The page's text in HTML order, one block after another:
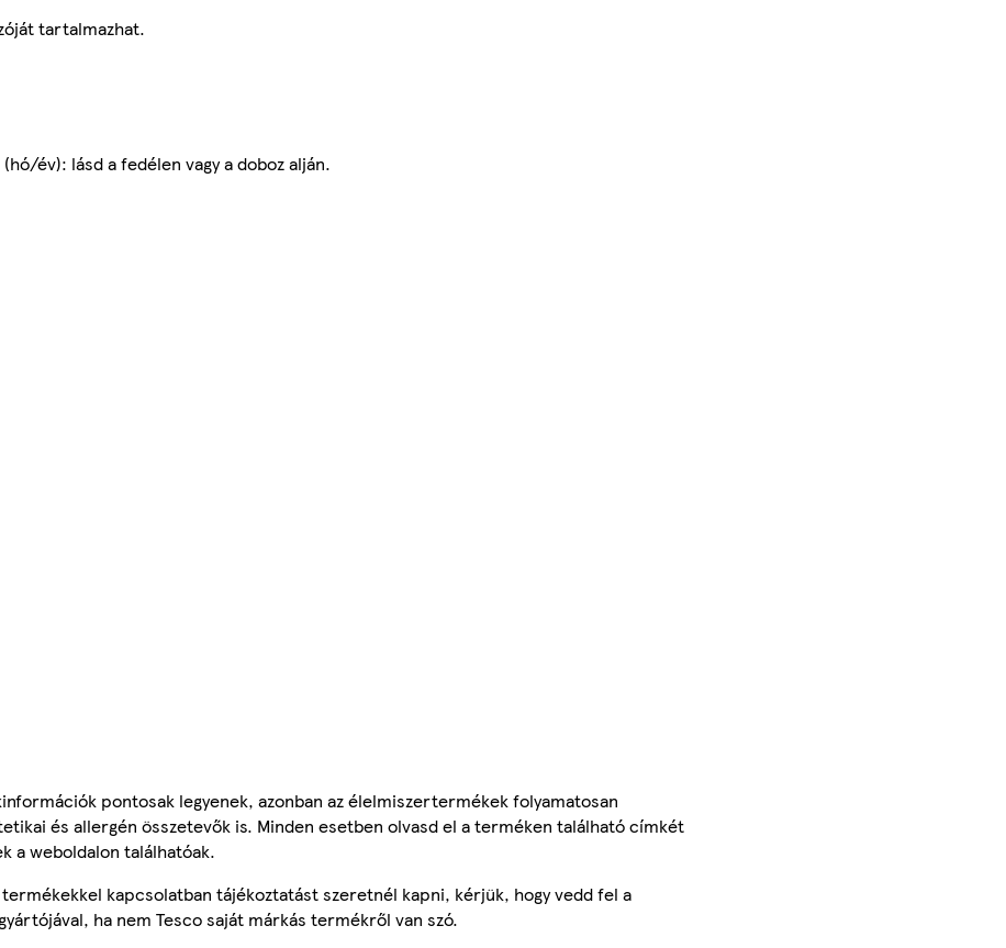
tartalmazhat.
év): lásd a fedélen vagy a doboz alján.
pontosak legyenek, azonban az élelmiszertermékek folyamatosan
és allergén összetevők is. Minden esetben olvasd el a terméken található címkét
a weboldalon találhatóak.
kapcsolatban tájékoztatást szeretnél kapni, kérjük, hogy vedd fel a
ha nem Tesco saját márkás termékről van szó.